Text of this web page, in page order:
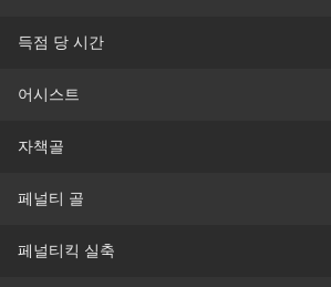
득점 당 시간
어시스트
자책골
페널티 골
페널티킥 실축